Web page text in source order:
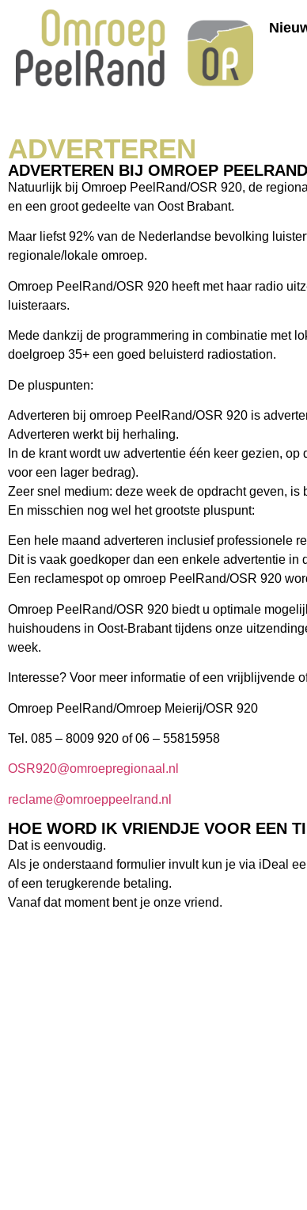
ADVERTEREN
ADVERTEREN BIJ OMROEP
Natuurlijk bij Omroep PeelRand/OSR 920, de
en een groot gedeelte van Oost Brabant.
Maar liefst 92% van de Nederlandse bevolking
regionale/lokale omroep.
Omroep PeelRand/OSR 920 heeft met haar radio
luisteraars.
Mede dankzij de programmering in combinatie met
doelgroep 35+ een goed beluisterd radiostation.
De pluspunten:
Adverteren bij omroep PeelRand/OSR 920 is
Adverteren werkt bij herhaling.
In de krant wordt uw advertentie één keer gezien,
voor een lager bedrag).
Zeer snel medium: deze week de opdracht geven, is
En misschien nog wel het grootste pluspunt:
Een hele maand adverteren inclusief professionele
Dit is vaak goedkoper dan een enkele advertentie in
Een reclamespot op omroep PeelRand/OSR 920
Omroep PeelRand/OSR 920 biedt u optimale
huishoudens in Oost-Brabant tijdens onze
week.
Interesse? Voor meer informatie of een vrijblijvende
Omroep PeelRand/Omroep Meierij/OSR 920
Tel. 085 – 8009 920 of 06 – 55815958
OSR920@omroepregionaal.nl
reclame@omroeppeelrand.nl
HOE WORD IK VRIENDJE VOOR EEN
Dat is eenvoudig.
Als je onderstaand formulier invult kun je via iDeal
of een terugkerende betaling.
Vanaf dat moment bent je onze vriend.